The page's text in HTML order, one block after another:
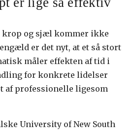
krop og sjæl kommer ikke
er det nyt, at et så stort
måler effekten af tid i
for konkrete lidelser
af professionelle ligesom
University of New South